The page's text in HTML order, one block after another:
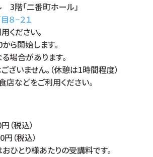
階「二番町ホール」
８−２１
ください。
ら開始します。
場合があります。
いません。（休憩は1時間程度）
店などをご利用ください。
（税込）
（税込）
とり様あたりの受講料です。